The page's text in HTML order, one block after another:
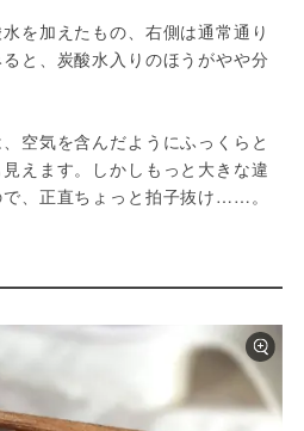
を加えたもの、右側は通常通り
と、炭酸水入りのほうがやや分
空気を含んだようにふっくらと
えます。しかしもっと大きな違
、正直ちょっと拍子抜け……。